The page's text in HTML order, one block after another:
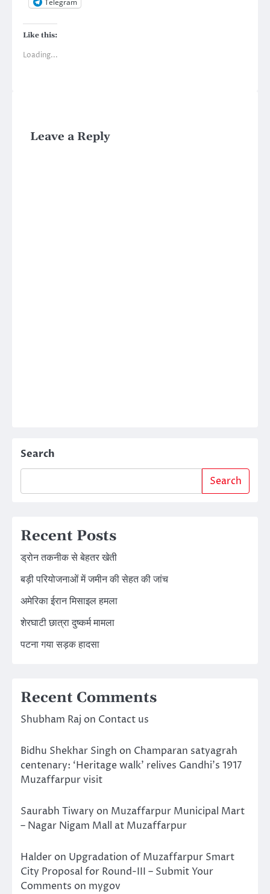
Like this:
Loading...
Leave a Reply
Search
Search
Recent Posts
ड्रोन तकनीक से बेहतर खेती
बड़ी परियोजनाओं में जमीन की सेहत की जांच
अमेरिका ईरान मिसाइल हमला
शेरघाटी छात्रा दुष्कर्म मामला
पटना गया सड़क हादसा
Recent Comments
Shubham Raj on Contact us
Bidhu Shekhar Singh on Champaran satyagrah
centenary: ‘Heritage walk’ relives Gandhi’s 1917
Muzaffarpur visit
Saurabh Tiwary on Muzaffarpur Municipal Mart
– Nagar Nigam Mall at Muzaffarpur
Halder on Upgradation of Muzaffarpur Smart
City Proposal for Round-III – Submit Your
Comments on mygov